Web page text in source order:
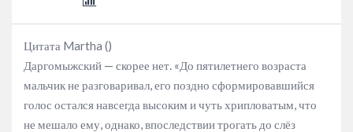
Цитата Martha ()
Даргомыжский — скорее нет. «До пятилетнего возраста
мальчик не разговаривал, его поздно сформировавшийся
голос остался навсегда высоким и чуть хрипловатым, что
не мешало ему, однако, впоследствии трогать до слёз